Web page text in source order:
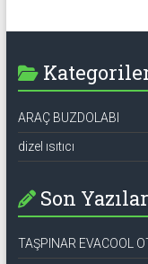
ARAÇ BUZDOLABI
dizel ısıtıcı
Son Yazılar
TAŞPINAR EVACOOL